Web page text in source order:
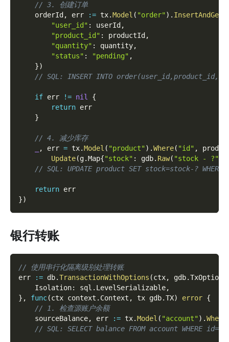
// 3. 创建订单
    orderId
, err := tx.Model ( "order") .
"user_id" : userId ,
"product_id" : productId ,
"quantity" : quantity,
"status" : "pending" ,
})
// SQL: INSERT INTO
if err != nil
{
return err
}
// 4. 减少库存
, err = tx.Model ( "product") .Where( "id" ,
Update(g.Map{"stock" : gdb. Raw( "stock - ?"
// SQL: UPDATE product SET stock=stock-? WHERE
return err
})
银行转账
// 使用串行化隔离级别处理转账
err
:= db.TransactionWithOptions (ctx, gdb.TxOptions
    Isolation
: sql . LevelSerializable,
} , func(ctx context . Context , tx gdb.TX) error {
// 1. 检查源账户余额
    sourceBalance
, err := tx.Model ( "account") .Where
// SQL: SELECT balance FROM account WHERE id=?